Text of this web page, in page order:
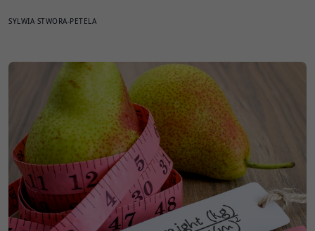
SYLWIA STWORA-PETELA